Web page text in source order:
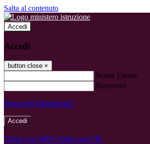
Salta al contenuto
Accedi
Accedi
button close ×
Nome Utente
Password
Password dimenticata?
-
Entra con SPID Entra con CIE